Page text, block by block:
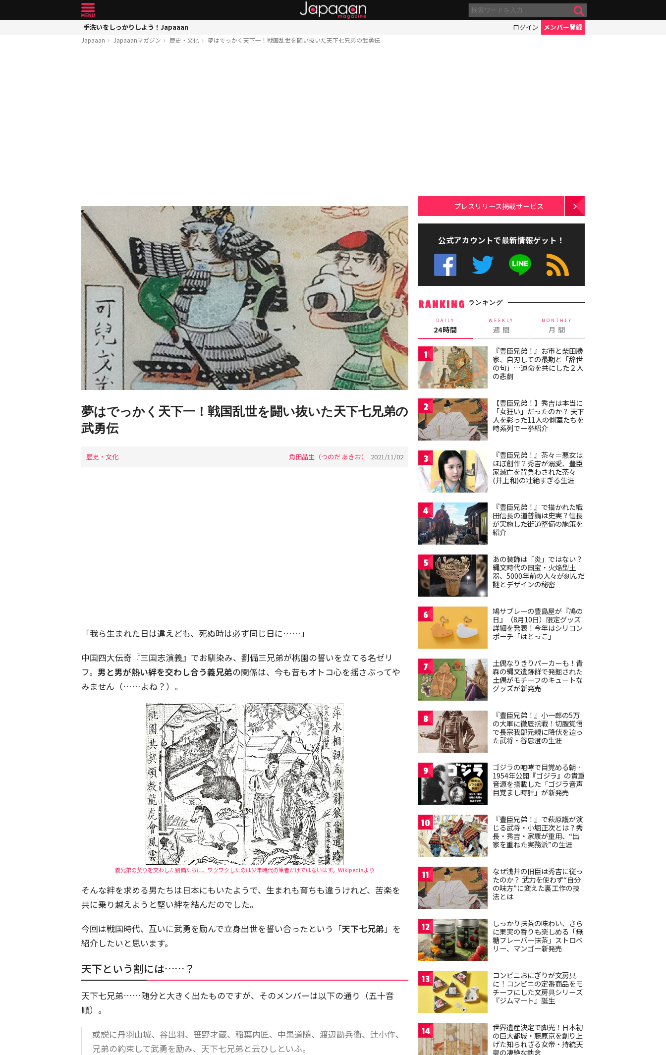
手洗いをしっかりしよう！Japaaan ログイン メンバー登録
Japaaan Japaaanマガジン 歴史・文化 夢はでっかく天下一！戦国乱世を闘い抜いた天下七兄弟の武勇伝
夢はでっかく天下一！戦国乱世を闘い抜いた天下七兄弟の
武勇伝
歴史・文化 角田晶生（つのだ あきお） 2021/11/02
「我ら生まれた日は違えども、死ぬ時は必ず同じ日に……」
中国四大伝奇『三国志演義』でお馴染み、劉備三兄弟が桃園の誓いを立てる名ゼリ
フ。 男と男が熱い絆を交わし合う義兄弟の関係は、今も昔もオトコ心を揺さぶってや
みません（……よね？）。
義兄弟の契りを交わした劉備たちに、ワクワクしたのは少年時代の筆者だけではないはず。Wikipediaより
そんな絆を求める男たちは日本にもいたようで、生まれも育ちも違うけれど、苦楽を
共に乗り越えようと堅い絆を結んだのでした。
今回は戦国時代、互いに武勇を励んで立身出世を誓い合ったという「天下七兄弟」を
紹介したいと思います。
天下という割には……？
天下七兄弟……随分と大きく出たものですが、そのメンバーは以下の通り（五十音
順）。
或説に丹羽山城、谷出羽、笹野才蔵、稲葉内匠、中黒道随、渡辺勘兵衛、辻小作、
兄弟の約束して武勇を励み、天下七兄弟と云ひしといふ。
プレスリリース掲載サービス
公式アカウントで最新情報ゲット！
RANKING ランキング
DAILY
24時間
WEEKLY
週 間
MONTHLY
月 間
1
『豊臣兄弟！』お市と柴田勝
家、自刃しての最期と「辞世
の句」…運命を共にした２人
の悲劇
2
【豊臣兄弟！】秀吉は本当に
「女狂い」だったのか？ 天下
人を彩った11人の側室たちを
時系列で一挙紹介
3
『豊臣兄弟！』茶々＝悪女は
ほぼ創作？秀吉が溺愛、豊臣
家滅亡を背負わされた茶々
(井上和)の壮絶すぎる生涯
4
『豊臣兄弟！』で描かれた織
田信長の道普請は史実？信長
が実施した街道整備の施策を
紹介
5
あの装飾は「炎」ではない？
縄文時代の国宝・火焔型土
器、5000年前の人々が刻んだ
謎とデザインの秘密
6
鳩サブレーの豊島屋が『鳩の
日』（8月10日）限定グッズ
詳細を発表！今年はシリコン
ポーチ「はとっこ」
7
土偶なりきりパーカーも！青
森の縄文遺跡群で発掘された
土偶がモチーフのキュートな
グッズが新発売
8
『豊臣兄弟！』小一郎の5万
の大軍に徹底抗戦！切腹覚悟
で長宗我部元親に降伏を迫っ
た武将・谷忠澄の生涯
9
ゴジラの咆哮で目覚める朝…
1954年公開『ゴジラ』の貴重
音源を搭載した「ゴジラ音声
目覚まし時計」が新発売
10
『豊臣兄弟！』で萩原護が演
じる武将・小堀正次とは？秀
長・秀吉・家康が重用、“出
家を重ねた実務派”の生涯
11
なぜ浅井の旧臣は秀吉に従っ
たのか？ 武力を使わず“自分
の味方”に変えた裏工作の技
法とは
12
しっかり抹茶の味わい、さら
に果実の香りも楽しめる「無
糖フレーバー抹茶」ストロベ
リー、マンゴー新発売
13
コンビニおにぎりが文房具
に！コンビニの定番商品をモ
チーフにした文房具シリーズ
『ジムマート』誕生
14
世界遺産決定で脚光！日本初
の巨大都城・藤原京を創り上
げた知られざる女帝・持統天
皇の凄絶な執念